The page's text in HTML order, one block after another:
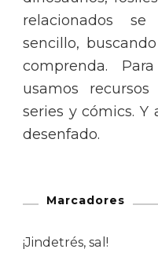
relacionados
sencillo,
comprenda.
usamos
series y cómics.
desenfado.
Marcadores
¡Jindetrés, sal!